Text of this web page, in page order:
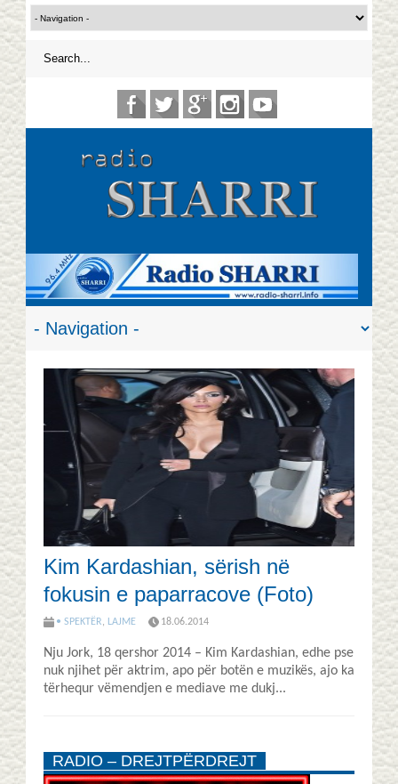
Kim Kardashian, sërish në
fokusin e paparracove (Foto)
• SPEKTËR, LAJME 18.06.2014
Nju Jork, 18 qershor 2014 – Kim Kardashian, edhe pse
nuk njihet për aktrim, apo për botën e muzikës, ajo ka
tërhequr vëmendjen e mediave me dukj...
RADIO – DREJTPËRDREJT